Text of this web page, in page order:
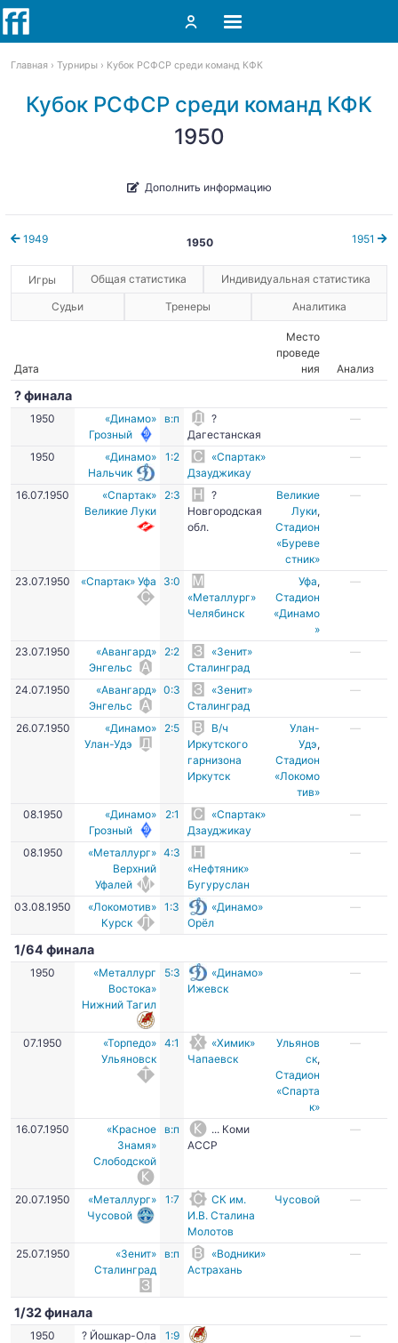
Главная Турниры Кубок РСФСР среди команд КФК
Кубок РСФСР среди команд КФК
1950
Дополнить информацию
1949 1951
1950
Игры Общая статистика Индивидуальная статистика
Судьи Тренеры Аналитика
Дата
Место
проведе
ния
Анализ
? финала
1950
«Динамо»
Грозный
в:п
?
Дагестанская
—
1950
«Динамо»
Нальчик
1:2
«Спартак»
Дзауджикау
—
16.07.1950
«Спартак»
Великие Луки
2:3
?
Новгородская
обл.
Великие
Луки,
Стадион
«Буреве
стник»
—
23.07.1950 «Спартак» Уфа
3:0
«Металлург»
Челябинск
Уфа,
Стадион
«Динамо
»
—
23.07.1950
«Авангард»
Энгельс
2:2
«Зенит»
Сталинград
—
24.07.1950
«Авангард»
Энгельс
0:3
«Зенит»
Сталинград
—
26.07.1950
«Динамо»
Улан-Удэ
2:5
В/ч
Иркутского
гарнизона
Иркутск
Улан-
Удэ,
Стадион
«Локомо
тив»
—
08.1950
«Динамо»
Грозный
2:1
«Спартак»
Дзауджикау
—
08.1950
«Металлург»
Верхний
Уфалей
4:3
«Нефтяник»
Бугуруслан
—
03.08.1950
«Локомотив»
Курск
1:3
«Динамо»
Орёл
—
1/64 финала
1950
«Металлург
Востока»
Нижний Тагил
5:3
«Динамо»
Ижевск
—
07.1950
«Торпедо»
Ульяновск
4:1
«Химик»
Чапаевск
Ульянов
ск,
Стадион
«Спарта
к»
—
16.07.1950
«Красное
Знамя»
Слободской
в:п
... Коми
АССР
—
20.07.1950
«Металлург»
Чусовой
1:7
СК им.
И.В. Сталина
Молотов
Чусовой —
25.07.1950
«Зенит»
Сталинград
в:п
«Водники»
Астрахань
—
1/32 финала
1950 ? Йошкар-Ола
1:9
—